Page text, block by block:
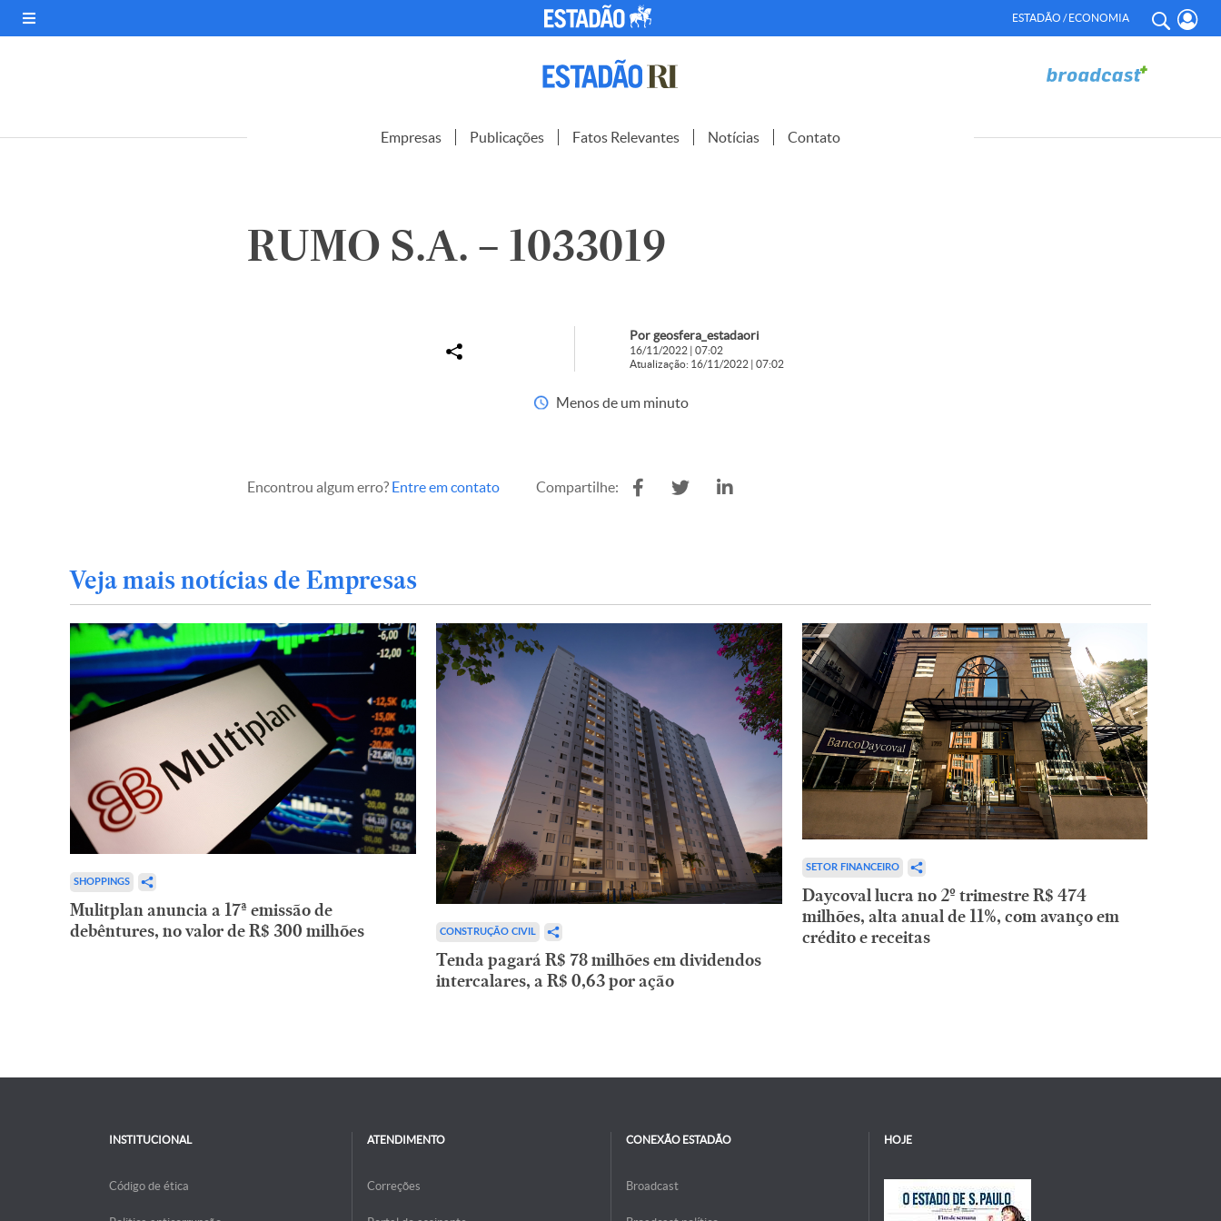
ESTADÃO / ECONOMIA
Empresas Publicações Fatos Relevantes Notícias Contato
RUMO S.A. – 1033019
Por geosfera_estadaori
16/11/2022 | 07:02
Atualização: 16/11/2022 | 07:02
Menos de um minuto
Encontrou algum erro? Entre em contato Compartilhe:
Veja mais notícias de Empresas
SHOPPINGS
Mulitplan anuncia a 17ª emissão de
debêntures, no valor de R$ 300 milhões
CONSTRUÇÃO CIVIL
Tenda pagará R$ 78 milhões em dividendos
intercalares, a R$ 0,63 por ação
SETOR FINANCEIRO
Daycoval lucra no 2º trimestre R$ 474
milhões, alta anual de 11%, com avanço em
crédito e receitas
INSTITUCIONAL
Código de ética
ATENDIMENTO
Correções
CONEXÃO ESTADÃO
Broadcast
HOJE